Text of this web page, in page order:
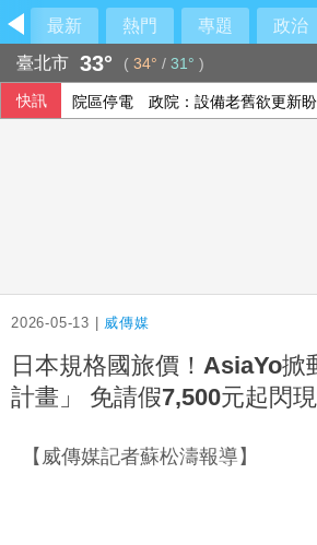
最新 熱門 專題 政治
臺北市 33° ( 34° / 31° )
快訊
院區停電 政院：設備老舊欲更新
2026-05-13 | 威傳媒
日本規格國旅價！AsiaYo掀
計畫」 免請假7,500元起閃
【威傳媒記者蘇松濤報導】